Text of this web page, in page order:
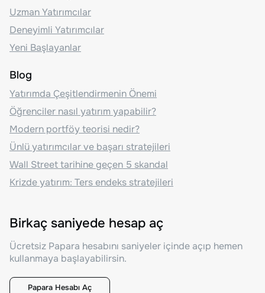
Uzman Yatırımcılar
Deneyimli Yatırımcılar
Yeni Başlayanlar
Blog
Yatırımda Çeşitlendirmenin Önemi
Öğrenciler nasıl yatırım yapabilir?
Modern portföy teorisi nedir?
Ünlü yatırımcılar ve başarı stratejileri
Wall Street tarihine geçen 5 skandal
Krizde yatırım: Ters endeks stratejileri
Birkaç saniyede hesap aç
Ücretsiz Papara hesabını saniyeler içinde açıp hemen
kullanmaya başlayabilirsin.
Papara Hesabı Aç